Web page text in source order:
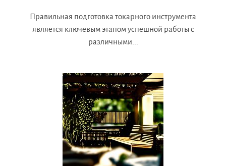
Правильная подготовка токарного инструмента
является ключевым этапом успешной работы с
различными...